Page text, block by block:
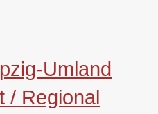
Umland
/ Regional